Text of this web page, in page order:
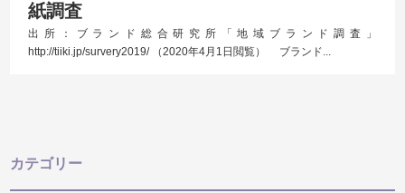
紙調査
出所：ブランド総合研究所「地域ブランド調査」
http://tiiki.jp/survery2019/ （2020年4月1日閲覧） ブランド...
カテゴリー